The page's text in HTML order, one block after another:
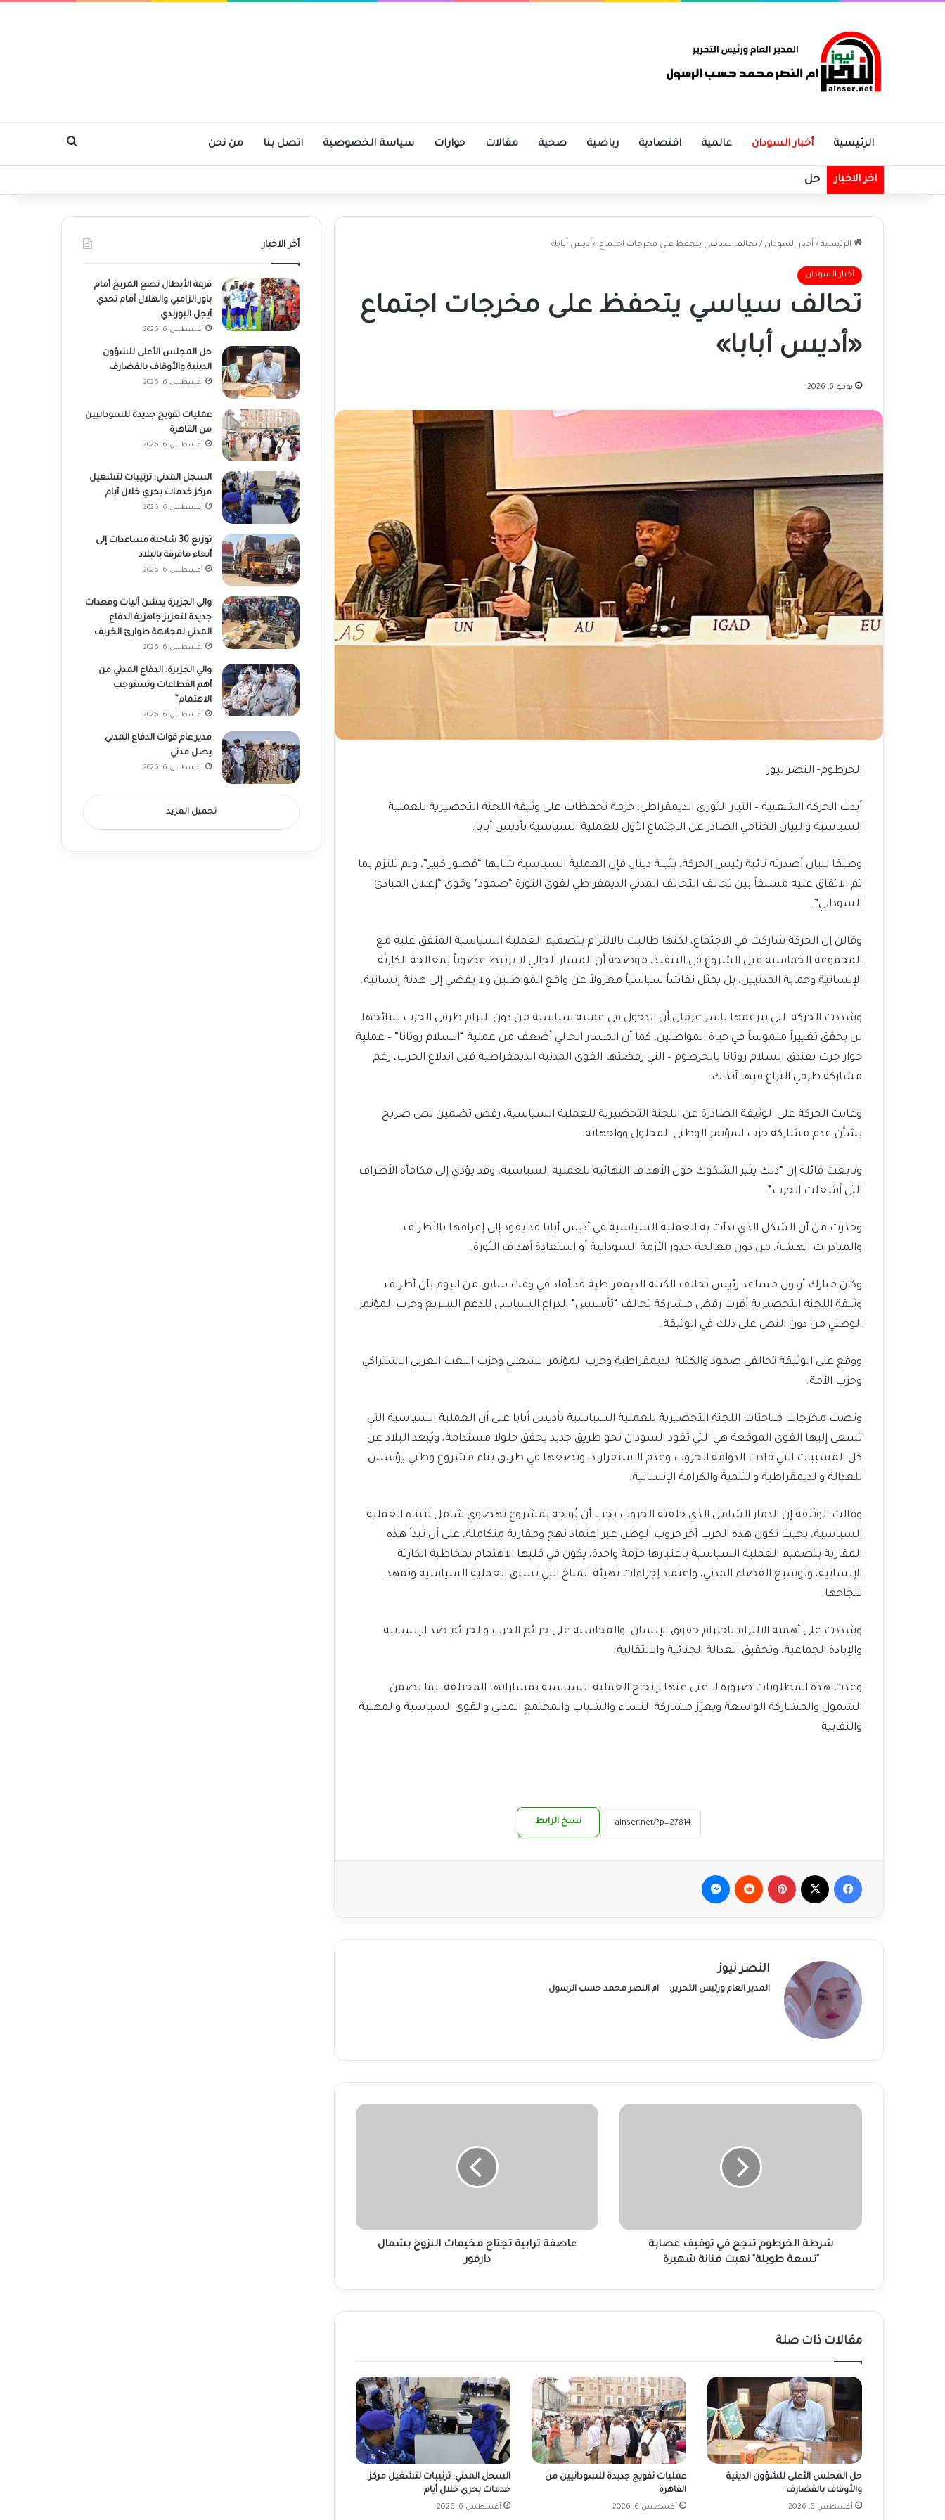
الرئيسية أخبار السودان عالمية اقتصادية رياضية صحية مقالات حوارات سياسة الخصوصية اتصل بنا من نحن بحث عن
اخر الاخبار حل المجلس الأعلى للشؤون الدينية والأوقاف بالقضارف
الرئيسية / أخبار السودان / تحالف سياسي يتحفظ على مخرجات اجتماع «أديس أبابا»
أخبار السودان
تحالف سياسي يتحفظ على مخرجات اجتماع
«أديس أبابا»
يونيو 6, 2026
الخرطوم- النصر نيوز
أبدت الحركة الشعبية – التيار الثوري الديمقراطي، حزمة تحفظات على وثيقة اللجنة التحضيرية للعملية
السياسية والبيان الختامي الصادر عن الاجتماع الأول للعملية السياسية بأديس أبابا.
وطبقا لبيان أصدرته نائبة رئيس الحركة، بثينة دينار، فإن العملية السياسية شابها “قصور كبير”، ولم تلتزم بما
تم الاتفاق عليه مسبقاً بين تحالف التحالف المدني الديمقراطي لقوى الثورة “صمود” وقوى “إعلان المبادئ
السوداني”.
وقالن إن الحركة شاركت في الاجتماع، لكنها طالبت بالالتزام بتصميم العملية السياسية المتفق عليه مع
المجموعة الخماسية قبل الشروع في التنفيذ، موضحة أن المسار الحالي لا يرتبط عضوياً بمعالجة الكارثة
الإنسانية وحماية المدنيين، بل يمثل نقاشاً سياسياً معزولاً عن واقع المواطنين ولا يفضي إلى هدنة إنسانية.
وشددت الحركة التي يتزعمها ياسر عرمان أن الدخول في عملية سياسية من دون التزام طرفي الحرب بنتائجها
لن يحقق تغييراً ملموساً في حياة المواطنين، كما أن المسار الحالي أضعف من عملية “السلام روتانا” – عملية
حوار جرت بفندق السلام روتانا بالخرطوم – التي رفضتها القوى المدنية الديمقراطية قبل اندلاع الحرب، رغم
مشاركة طرفي النزاع فيها آنذاك.
وعابت الحركة على الوثيقة الصادرة عن اللجنة التحضيرية للعملية السياسية، رفض تضمين نص صريح
بشأن عدم مشاركة حزب المؤتمر الوطني المحلول وواجهاته.
وتابعت قائلة إن “ذلك يثير الشكوك حول الأهداف النهائية للعملية السياسية، وقد يؤدي إلى مكافأة الأطراف
التي أشعلت الحرب”.
وحذرت من أن الشكل الذي بدأت به العملية السياسية في أديس أبابا قد يقود إلى إغراقها بالأطراف
والمبادرات الهشة، من دون معالجة جذور الأزمة السودانية أو استعادة أهداف الثورة.
وكان مبارك أردول مساعد رئيس تحالف الكتلة الديمقراطية قد أفاد في وقت سابق من اليوم بأن أطراف
وثيقة اللجنة التحضيرية أقرت رفض مشاركة تحالف “تأسيس” الذراع السياسي للدعم السريع وحزب المؤتمر
الوطني من دون النص على ذلك في الوثيقة.
ووقع على الوثيقة تحالفي صمود والكتلة الديمقراطية وحزب المؤتمر الشعبي وحزب البعث العربي الاشتراكي
وحزب الأمة.
ونصت مخرجات مباحثات ‏اللجنة التحضيرية للعملية السياسية بأديس أبابا على أن العملية السياسية التي
تسعى إليها القوى الموقعة هي التي تقود السودان نحو طريق جديد يحقق حلولا مستدامة، ويُبعد البلاد عن
كل المسببات التي قادت الدوامة الحروب وعدم الاستقرار.د، وتضعها في طريق بناء مشروع وطني يؤسس
للعدالة والديمقراطية والتنمية والكرامة الإنسانية.
وقالت الوثيقة إن الدمار الشامل الذي خلفته الحروب يجب أن يُواجه بمشروع نهضوي شامل تتبناه العملية
السياسية، بحيث تكون هذه الحرب آخر حروب الوطن عبر اعتماد نهج ومقاربة متكاملة، على أن تبدأ هذه
المقاربة بتصميم العملية السياسية باعتبارها حزمة واحدة، يكون في قلبها الاهتمام بمخاطبة الكارثة
الإنسانية، وتوسيع الفضاء المدني، واعتماد إجراءات تهيئة المناخ التي تسبق العملية السياسية وتمهد
لنجاحها.
وشددت على أهمية الالتزام باحترام حقوق الإنسان، والمحاسبة على جرائم الحرب والجرائم ضد الإنسانية
والإبادة الجماعية، وتحقيق العدالة الجنائية والانتقالية.
وعدت هذه المطلوبات ضرورة لا غنى عنها لإنجاح العملية السياسية بمساراتها المختلفة، بما يضمن
الشمول والمشاركة الواسعة ويعزز مشاركة النساء والشباب والمجتمع المدني والقوى السياسية والمهنية
والنقابية
نسخ الرابط
فيسبوك بينتيريست
النصر نيوز
المدير العام ورئيس التحرير: ام النصر محمد حسب الرسول
شرطة
نهبت
شرطة الخرطوم تنجح في توقيف عصابة
"تسعة طويلة" نهبت فنانة شهيرة
عاصفة
عاصفة ترابية تجتاح مخيمات النزوح بشمال
دارفور
مقالات ذات صلة
حل المجلس الأعلى للشؤون الدينية
والأوقاف بالقضارف
أغسطس 6, 2026
عمليات تفويج جديدة للسودانيين من
القاهرة
أغسطس 6, 2026
السجل المدني: ترتيبات لتشغيل مركز
خدمات بحري خلال أيام
أغسطس 6, 2026
أخر الاخبار
قرعة الأبطال تضع المريخ أمام
باور الزامبي والهلال أمام تحدي
أيجل البورندي
أغسطس 6, 2026
حل المجلس الأعلى للشؤون
الدينية والأوقاف بالقضارف
أغسطس 6, 2026
عمليات تفويج جديدة للسودانيين
من القاهرة
أغسطس 6, 2026
السجل المدني: ترتيبات لتشغيل
مركز خدمات بحري خلال أيام
أغسطس 6, 2026
توزيع 30 شاحنة مساعدات إلى
أنحاء مافرقة بالبلاد
أغسطس 6, 2026
والي الجزيرة يدشن آليات ومعدات
جديدة لتعزيز جاهزية الدفاع
المدني لمجابهة طوارئ الخريف
أغسطس 6, 2026
والي الجزيرة: الدفاع المدني من
أهم القطاعات وتستوجب
الاهتمام”
أغسطس 6, 2026
مدير عام قوات الدفاع المدني
يصل مدني
أغسطس 6, 2026
تحميل المزيد